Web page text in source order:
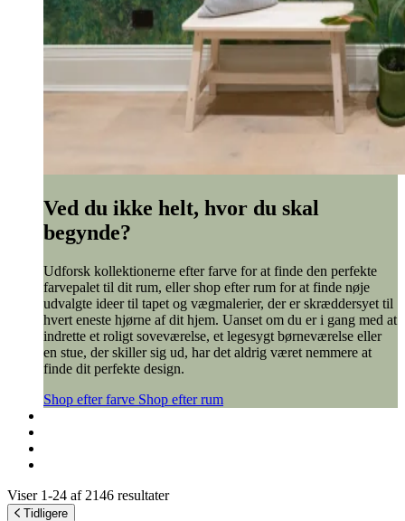
Ved du ikke helt, hvor du skal
begynde?
Udforsk kollektionerne efter farve for at finde den perfekte
farvepalet til dit rum, eller shop efter rum for at finde nøje
udvalgte ideer til tapet og vægmalerier, der er skræddersyet til
hvert eneste hjørne af dit hjem. Uanset om du er i gang med at
indrette et roligt soveværelse, et legesygt børneværelse eller
en stue, der skiller sig ud, har det aldrig været nemmere at
finde dit perfekte design.
Shop efter farve Shop efter rum
Viser 1-24 af 2146 resultater
Tidligere